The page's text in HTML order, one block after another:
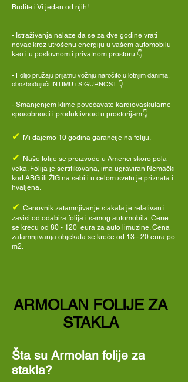
Budite i Vi jedan od njih!
- Istraživanja nalaze da se za dve godine vrati
novac kroz utrošenu energiju u vašem automobilu
kao i u poslovnom i privatnom prostoru.👇
- Folije pružaju prijatnu vožnju naročito u letnjim danima,
obezbeđujući INTIMU i SIGURNOST.👇
- Smanjenjem klime povećavate kardiovaskularne
sposobnosti i produktivnost u prostorijam👇
✔ Mi dajemo 10 godina garancije na foliju.
✔
Naše folije se proizvode u Americi skoro pola
veka. Folija je sertifikovana, ima ugraviran Nemački
kod ABG ili ŽIG na sebi i u celom svetu je priznata i
hvaljena.
✔ Cenovnik zatamnjivanje stakala je relativan i
zavisi od odabira folija i samog automobila. Cene
se krecu od 80 - 120 eura za auto limuzine. Cena
zatamnjivanja objekata se kreće od 13 - 20 eura po
m2.
ARMOLAN FOLIJE ZA
STAKLA
Šta su Armolan folije za
stakla?